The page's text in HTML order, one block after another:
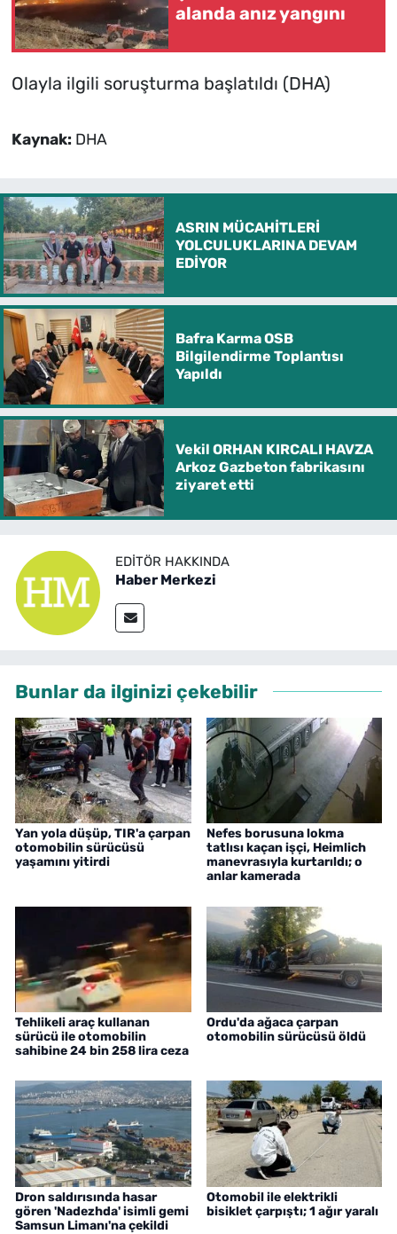
alanda anız yangını
Olayla ilgili soruşturma başlatıldı (DHA)
Kaynak: DHA
ASRIN MÜCAHİTLERİ
YOLCULUKLARINA DEVAM
EDİYOR
Bafra Karma OSB
Bilgilendirme Toplantısı
Yapıldı
Vekil ORHAN KIRCALI HAVZA
Arkoz Gazbeton fabrikasını
ziyaret etti
EDITÖR HAKKINDA
Haber Merkezi
Bunlar da ilginizi çekebilir
Yan yola düşüp, TIR'a çarpan
otomobilin sürücüsü
yaşamını yitirdi
Nefes borusuna lokma
tatlısı kaçan işçi, Heimlich
manevrasıyla kurtarıldı; o
anlar kamerada
Tehlikeli araç kullanan
sürücü ile otomobilin
sahibine 24 bin 258 lira ceza
Ordu'da ağaca çarpan
otomobilin sürücüsü öldü
Dron saldırısında hasar
gören 'Nadezhda' isimli gemi
Samsun Limanı'na çekildi
Otomobil ile elektrikli
bisiklet çarpıştı; 1 ağır yaralı